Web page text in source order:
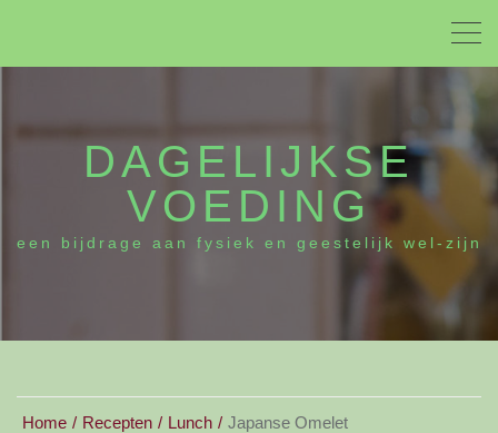
DAGELIJKSE
VOEDING
een bijdrage aan fysiek en geestelijk wel-zijn
Home Recepten Lunch Japanse Omelet